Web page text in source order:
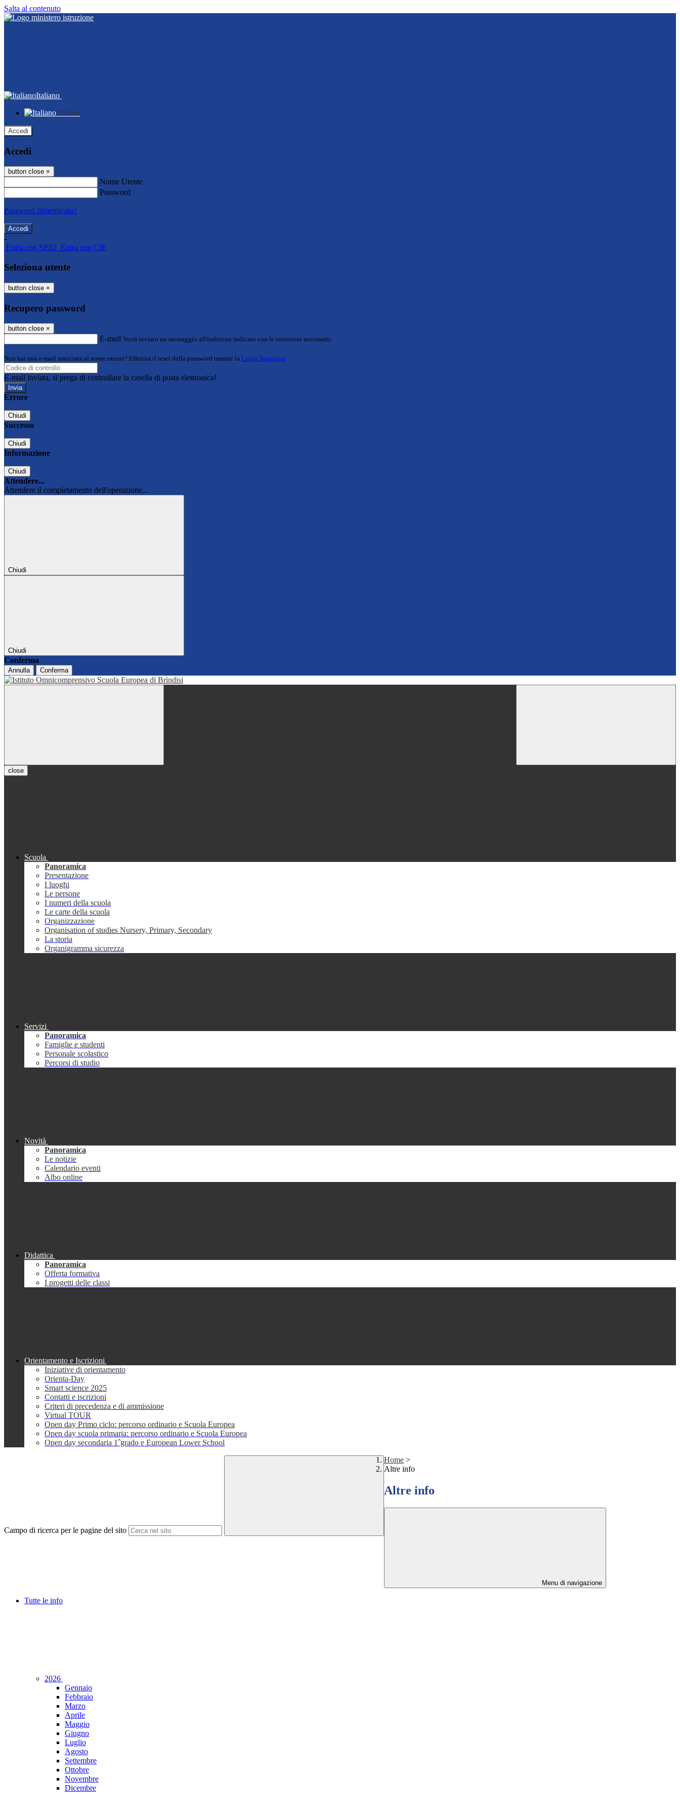
Salta al contenuto
Italiano
Italiano
Accedi
Accedi
button close ×
Nome Utente
Password
Password dimenticata?
-
Entra con SPID Entra con CIE
Seleziona utente
button close ×
Recupero password
button close ×
E-mail Verrà inviato un messaggio all'indirizzo indicato con le istruzioni necessarie.
Non hai una e-mail associata al nome utente? Effettua il reset della password tramite la Login Spaggiari
E-mail inviata, si prega di controllare la casella di posta elettronica!
Errore
Chiudi
Successo
Chiudi
Informazione
Chiudi
Attendere...
Attendere il completamento dell'operazione...
Chiudi
Chiudi
Conferma
Annulla Conferma
close
Scuola
Panoramica
Presentazione
I luoghi
Le persone
I numeri della scuola
Le carte della scuola
Organizzazione
Organisation of studies Nursery, Primary, Secondary
La storia
Organigramma sicurezza
Servizi
Panoramica
Famiglie e studenti
Personale scolastico
Percorsi di studio
Novità
Panoramica
Le notizie
Calendario eventi
Albo online
Didattica
Panoramica
Offerta formativa
I progetti delle classi
Orientamento e Iscrizioni
Iniziative di orientamento
Orienta-Day
Smart science 2025
Contatti e iscrizioni
Criteri di precedenza e di ammissione
Virtual TOUR
Open day Primo ciclo: percorso ordinario e Scuola Europea
Open day scuola primaria: percorso ordinario e Scuola Europea
Open day secondaria 1ˆgrado e European Lower School
Campo di ricerca per le pagine del sito
Home >
Altre info
Altre info
Menu di navigazione
Tutte le info
2026
Gennaio
Febbraio
Marzo
Aprile
Maggio
Giugno
Luglio
Agosto
Settembre
Ottobre
Novembre
Dicembre